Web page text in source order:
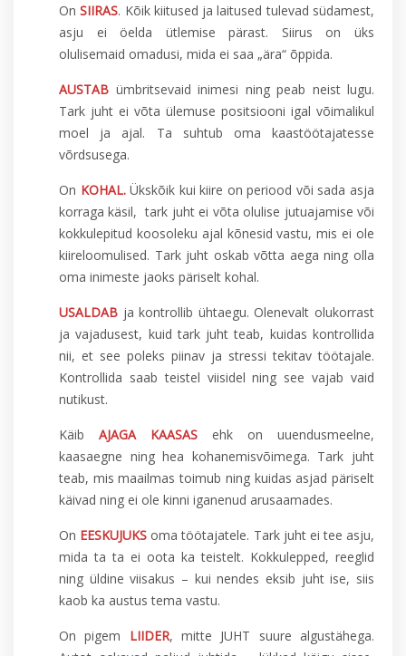
OnSIIRAS. Kõik kiitused ja laitused tulevad südamest,
asju ei öelda ütlemise pärast. Siirus on üks
olulisemaid omadusi, mida ei saa „ära“ õppida.
AUSTAB ümbritsevaid inimesi ning peab neist lugu.
Tark juht ei võta ülemuse positsiooni igal võimalikul
moel ja ajal. Ta suhtub oma kaastöötajatesse
võrdsusega.
On KOHAL.Ükskõik kui kiire on periood või sada asja
korraga käsil, tark juht ei võta olulise jutuajamise või
kokkulepitud koosoleku ajal kõnesid vastu, mis ei ole
kiireloomulised. Tark juht oskab võtta aega ning olla
oma inimeste jaoks päriselt kohal.
USALDAB ja kontrollib ühtaegu. Olenevalt olukorrast
ja vajadusest, kuid tark juht teab, kuidas kontrollida
nii, et see poleks piinav ja stressi tekitav töötajale.
Kontrollida saab teistel viisidel ning see vajab vaid
nutikust.
Käib AJAGA KAASAS ehk on uuendusmeelne,
kaasaegne ning hea kohanemisvõimega. Tark juht
teab, mis maailmas toimub ning kuidas asjad päriselt
käivad ning ei ole kinni iganenud arusaamades.
On EESKUJUKS oma töötajatele. Tark juht ei tee asju,
mida ta ta ei oota ka teistelt. Kokkulepped, reeglid
ning üldine viisakus – kui nendes eksib juht ise, siis
kaob ka austus tema vastu.
On pigem LIIDER, mitte JUHT suure algustähega.